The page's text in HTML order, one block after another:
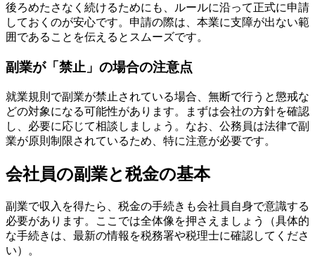
後ろめたさなく続けるためにも、ルールに沿って正式に申請
しておくのが安心です。申請の際は、本業に支障が出ない範
囲であることを伝えるとスムーズです。
副業が「禁止」の場合の注意点
就業規則で副業が禁止されている場合、無断で行うと懲戒な
どの対象になる可能性があります。まずは会社の方針を確認
し、必要に応じて相談しましょう。なお、公務員は法律で副
業が原則制限されているため、特に注意が必要です。
会社員の副業と税金の基本
副業で収入を得たら、税金の手続きも会社員自身で意識する
必要があります。ここでは全体像を押さえましょう（具体的
な手続きは、最新の情報を税務署や税理士に確認してくださ
い）。